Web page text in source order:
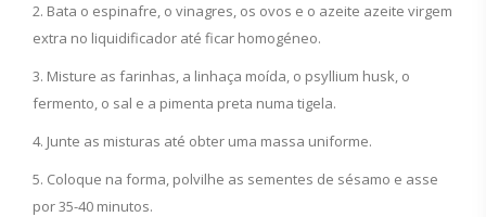
Bata o espinafre, o vinagres, os ovos e o azeite azeite virgem
extra no liquidificador até ficar homogéneo.
Misture as farinhas, a linhaça moída, o psyllium husk, o
fermento, o sal e a pimenta preta numa tigela.
Junte as misturas até obter uma massa uniforme.
Coloque na forma, polvilhe as sementes de sésamo e asse
por 35-40 minutos.